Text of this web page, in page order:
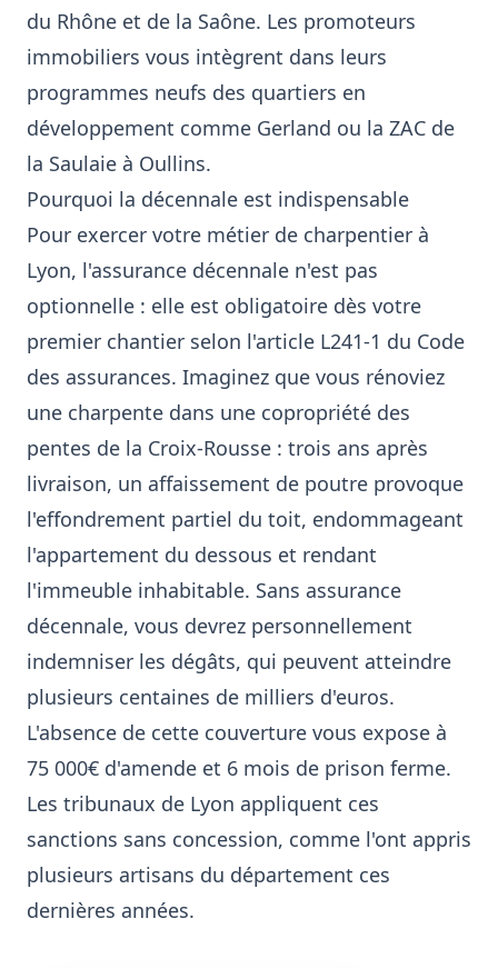
du Rhône et de la Saône. Les promoteurs
immobiliers vous intègrent dans leurs
programmes neufs des quartiers en
développement comme Gerland ou la ZAC de
la Saulaie à Oullins.
Pourquoi la décennale est indispensable
Pour exercer votre métier de charpentier à
Lyon, l'assurance décennale n'est pas
optionnelle : elle est obligatoire dès votre
premier chantier selon l'article L241-1 du Code
des assurances. Imaginez que vous rénoviez
une charpente dans une copropriété des
pentes de la Croix-Rousse : trois ans après
livraison, un affaissement de poutre provoque
l'effondrement partiel du toit, endommageant
l'appartement du dessous et rendant
l'immeuble inhabitable. Sans assurance
décennale, vous devrez personnellement
indemniser les dégâts, qui peuvent atteindre
plusieurs centaines de milliers d'euros.
L'absence de cette couverture vous expose à
75 000€ d'amende et 6 mois de prison ferme.
Les tribunaux de Lyon appliquent ces
sanctions sans concession, comme l'ont appris
plusieurs artisans du département ces
dernières années.